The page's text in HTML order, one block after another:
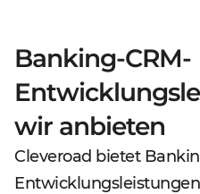
Banking-CRM-
wir anbieten
Cleveroad bietet